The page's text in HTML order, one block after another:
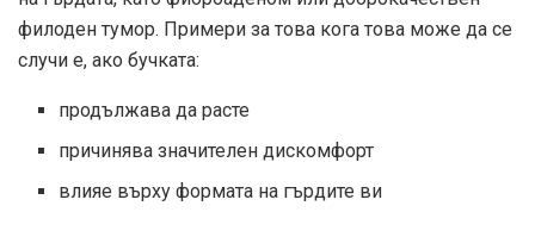
филоден тумор. Примери за това кога това може да се
случи е, ако бучката:
продължава да расте
причинява значителен дискомфорт
влияе върху формата на гърдите ви